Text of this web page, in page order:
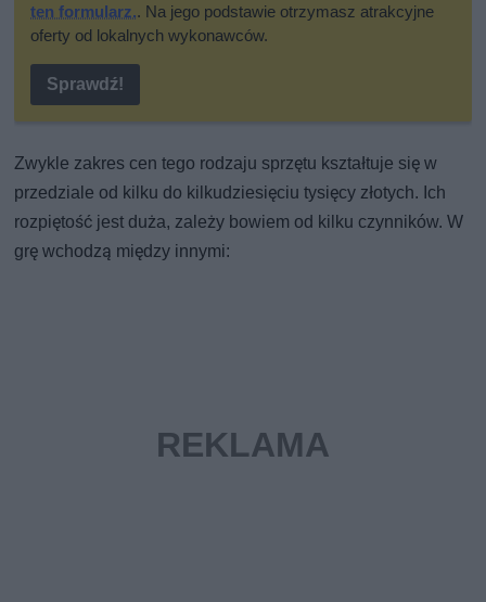
ten formularz.. Na jego podstawie otrzymasz atrakcyjne
oferty od lokalnych wykonawców.
Sprawdź!
Zwykle zakres cen tego rodzaju sprzętu kształtuje się w
przedziale od kilku do kilkudziesięciu tysięcy złotych. Ich
rozpiętość jest duża, zależy bowiem od kilku czynników. W
grę wchodzą między innymi: